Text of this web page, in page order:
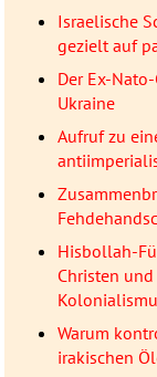
Israelische
gezielt auf
Der Ex-
Ukraine
Aufruf zu
Hisbollah-
Christen
Warum
irakischen